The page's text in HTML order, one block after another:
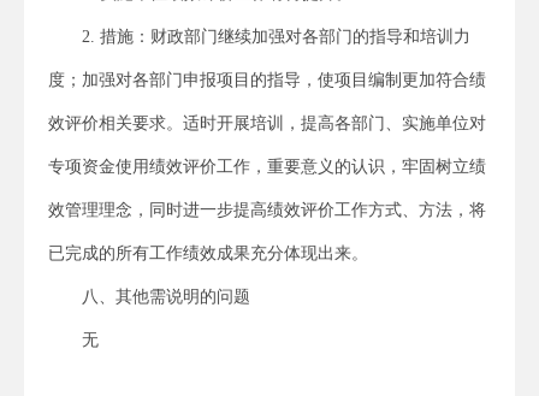
2. 措施：财政部门继续加强对各部门的指导和培训力
度；加强对各部门申报项目的指导，使项目编制更加符合绩
效评价相关要求。适时开展培训，提高各部门、实施单位对
专项资金使用绩效评价工作，重要意义的认识，牢固树立绩
效管理理念，同时进一步提高绩效评价工作方式、方法，将
已完成的所有工作绩效成果充分体现出来。
八、其他需说明的问题
无